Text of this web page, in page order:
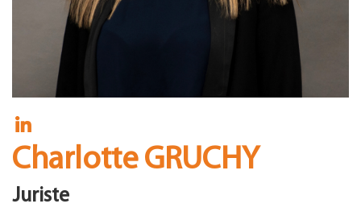
Contact
Charlotte GRUCHY
Juriste